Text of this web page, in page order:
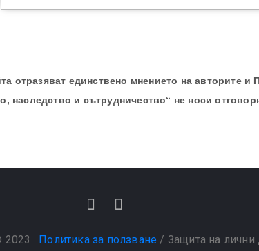
отразяват единствено мнението на авторите
наследство и сътрудничество“ не носи
2023. Политика за ползване / Защита на лични